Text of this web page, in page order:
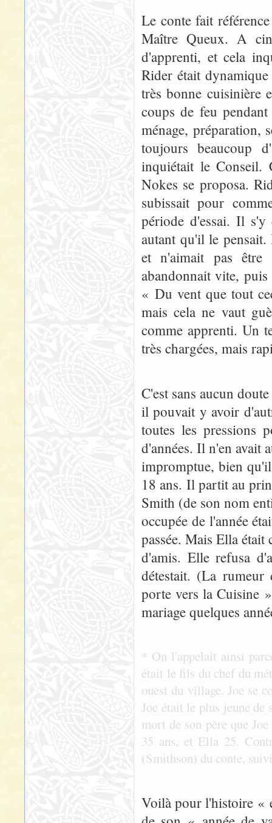
Le conte fait
Maître Queux. A
d'apprenti, et cela
Rider était
très bonne cuisinière
coups de feu
ménage, préparation,
toujours beaucoup
inquiétait le Conseil.
Nokes se proposa.
subissait pour
période d'essai. Il
autant qu'il le
et n'aimait pas
abandonnait vite,
« Du vent que tout
mais cela ne vaut
comme apprenti. Un
très chargées, mais
C'est sans aucun
il pouvait y avoir
toutes les pressions
d'années. Il n'en avait
impromptue, bien
18 ans. Il partit au
Smith (de son nom
occupée de l'année
passée. Mais Ella était
d'amis. Elle refusa
détestait. (La
porte vers la Cuisine
mariage quelques
* On l'appelait ainsi
était le fils du chef du
ouest du village. Joe se
Joe était le plus jeune de
mort de son père que
35 ans, et Ella 25.
(Smithson) du conte,
Voilà pour l'histoire «